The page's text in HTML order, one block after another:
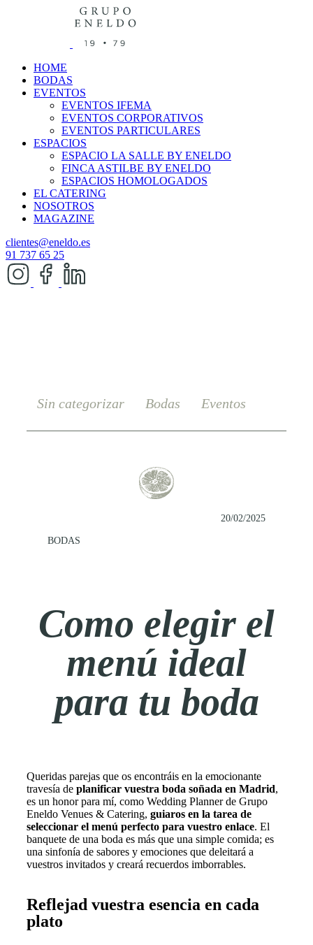
HOME
BODAS
EVENTOS
EVENTOS IFEMA
EVENTOS CORPORATIVOS
EVENTOS PARTICULARES
ESPACIOS
ESPACIO LA SALLE BY ENELDO
FINCA ASTILBE BY ENELDO
ESPACIOS HOMOLOGADOS
EL CATERING
NOSOTROS
MAGAZINE
clientes@eneldo.es
91 737 65 25
Sin categorizar Bodas Eventos
BODAS
20/02/2025
Como elegir el
menú ideal
para tu boda
Queridas parejas que os encontráis en la emocionante
travesía de planificar vuestra boda soñada en Madrid,
es un honor para mí, como Wedding Planner de Grupo
Eneldo Venues & Catering, guiaros en la tarea de
seleccionar el menú perfecto para vuestro enlace. El
banquete de una boda es más que una simple comida; es
una sinfonía de sabores y emociones que deleitará a
vuestros invitados y creará recuerdos imborrables.
Reflejad vuestra esencia en cada
plato